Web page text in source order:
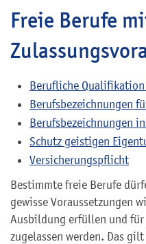
Freie Berufe
Berufliche
Berufsbezeichnungen
Berufsbezeichnungen
Schutz geistigen
Versicherungspflicht
Bestimmte freie Berufe
gewisse Voraussetzungen
Ausbildung erfüllen und für
zugelassen werden. Das